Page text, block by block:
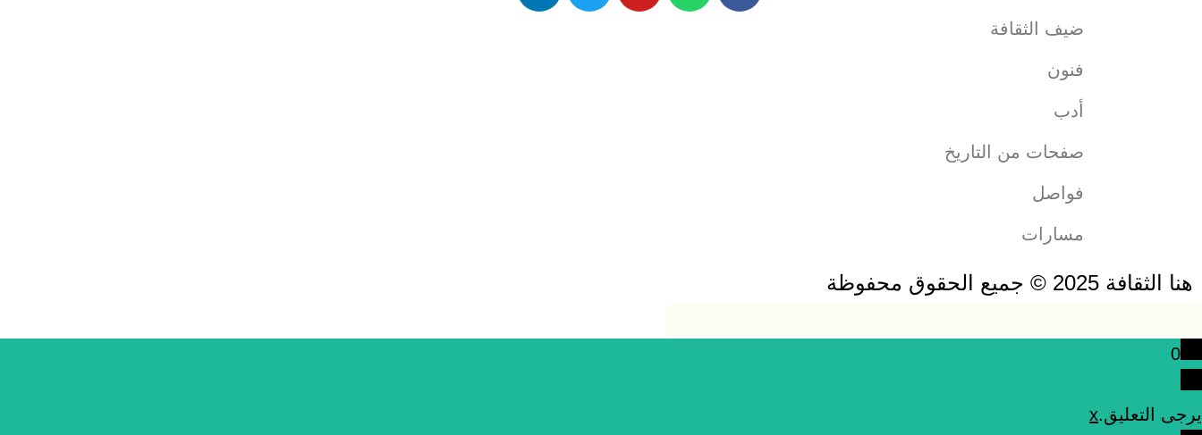
ضيف الثقافة
فنون
أدب
صفحات من التاريخ
فواصل
مسارات
هنا الثقافة 2025 © جميع الحقوق محفوظة
0
يرجى التعليق.x